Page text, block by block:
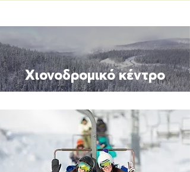
Χιονοδρομικό κέντρο